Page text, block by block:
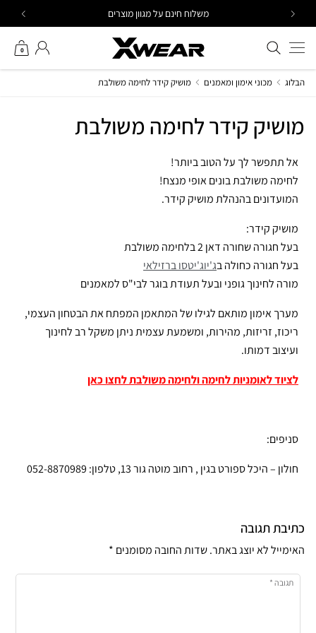
content
משלוח חינם על מגוון מוצרים
חיפוש באתר
0
החשבון שלי
הבלוג מכוני אימון ומאמנים מושיק קידר לחימה משולבת
מושיק קידר לחימה משולבת
אל תתפשר לך על הטוב ביותר!
לחימה משולבת בונים אופי מנצח!
המועדונים בהנהלת מושיק קידר.
מושיק קידר:
בעל חגורה שחורה דאן 2 בלחימה משולבת
בעל חגורה כחולה בג'יוג'יטסו ברזילאי
מורה לחינוך גופני ובעל תעודת בוגר לבי"ס למאמנים
מערך אימון מותאם לגילו של המתאמן המפתח את הבטחון העצמי,
ריכוז, זריזות, מהירות, ומשמעת עצמית ניתן משקל רב לחינוך
ועיצוב דמותו.
לציוד לאומניות לחימה ולחימה משולבת לחצו כאן
סניפים:
חולון – היכל ספורט בגין , רחוב מוטה גור 13, טלפון: 052-8870989
כתיבת תגובה
האימייל לא יוצג באתר.שדות החובה מסומנים *
תגובה *